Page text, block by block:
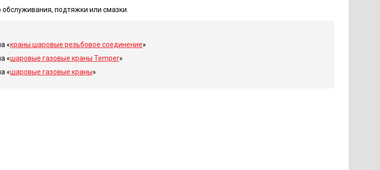
обслуживания, подтяжки или смазки.
«краны шаровые резьбовое соединение»
«шаровые газовые краны Temper»
«шаровые газовые краны»